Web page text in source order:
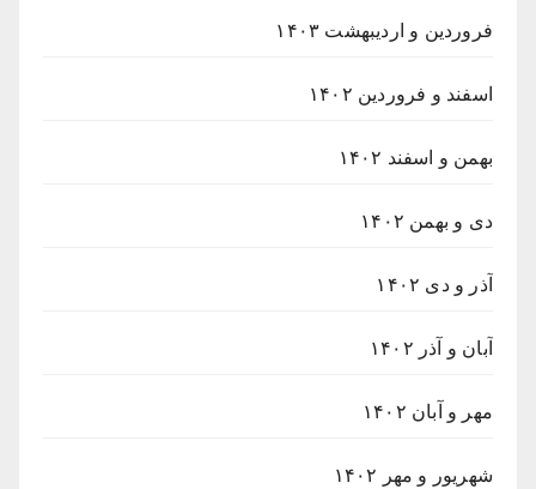
فروردین و اردیبهشت ۱۴۰۳
اسفند و فروردین ۱۴۰۲
بهمن و اسفند ۱۴۰۲
دی و بهمن ۱۴۰۲
آذر و دی ۱۴۰۲
آبان و آذر ۱۴۰۲
مهر و آبان ۱۴۰۲
شهریور و مهر ۱۴۰۲